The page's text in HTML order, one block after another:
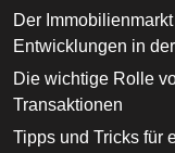
Der
Entwicklungen in
Die wichtige Rolle
Transaktionen
Tipps und Tricks für